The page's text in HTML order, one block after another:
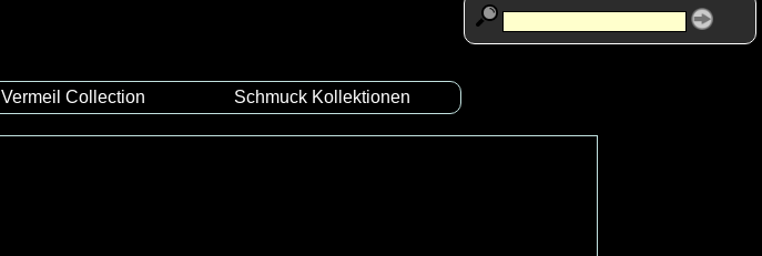
Vermeil Collection Schmuck Kollektionen